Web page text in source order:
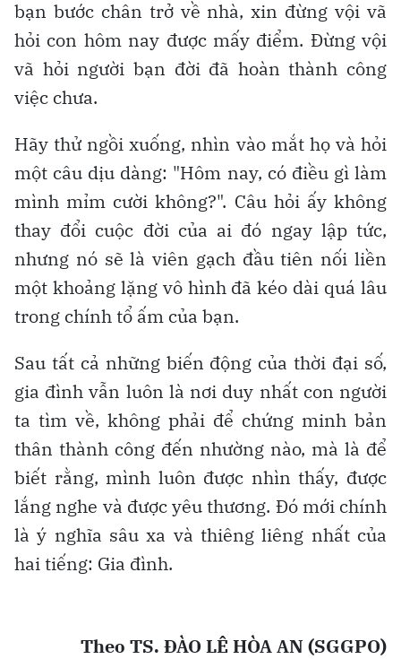
bạn bước chân trở về nhà, xin đừng vội vã
hỏi con hôm nay được mấy điểm. Đừng vội
vã hỏi người bạn đời đã hoàn thành công
việc chưa.
Hãy thử ngồi xuống, nhìn vào mắt họ và hỏi
một câu dịu dàng: "Hôm nay, có điều gì làm
mình mỉm cười không?". Câu hỏi ấy không
thay đổi cuộc đời của ai đó ngay lập tức,
nhưng nó sẽ là viên gạch đầu tiên nối liền
một khoảng lặng vô hình đã kéo dài quá lâu
trong chính tổ ấm của bạn.
Sau tất cả những biến động của thời đại số,
gia đình vẫn luôn là nơi duy nhất con người
ta tìm về, không phải để chứng minh bản
thân thành công đến nhường nào, mà là để
biết rằng, mình luôn được nhìn thấy, được
lắng nghe và được yêu thương. Đó mới chính
là ý nghĩa sâu xa và thiêng liêng nhất của
hai tiếng: Gia đình.
Theo TS. ĐÀO LÊ HÒA AN (SGGPO)